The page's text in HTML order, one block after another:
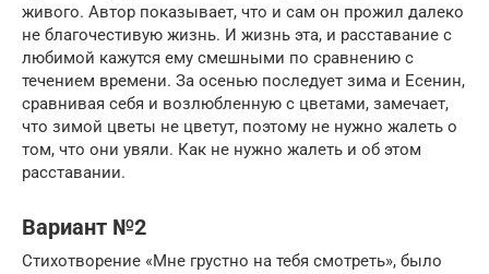
живого. Автор показывает, что и сам он прожил далеко
не благочестивую жизнь. И жизнь эта, и расставание с
любимой кажутся ему смешными по сравнению с
течением времени. За осенью последует зима и Есенин,
сравнивая себя и возлюбленную с цветами, замечает,
что зимой цветы не цветут, поэтому не нужно жалеть о
том, что они увяли. Как не нужно жалеть и об этом
расставании.
Вариант №2
Стихотворение «Мне грустно на тебя смотреть», было